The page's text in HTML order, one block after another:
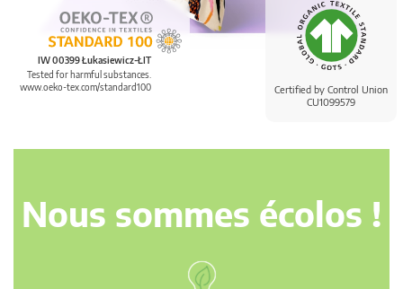
Certified by Control Union
CU1099579
IW 00399 Łukasiewicz-ŁIT
Tested for harmful substances.
www.oeko-tex.com/standard100
Nous sommes écolos !